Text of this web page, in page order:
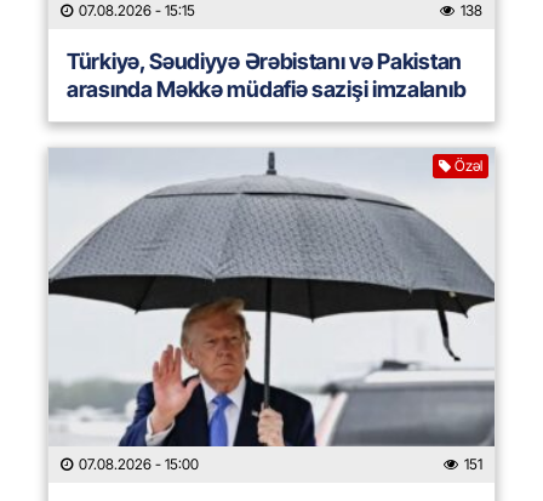
07.08.2026 - 15:15 138
Türkiyə, Səudiyyə Ərəbistanı və Pakistan
arasında Məkkə müdafiə sazişi imzalanıb
Özəl
07.08.2026 - 15:00 151